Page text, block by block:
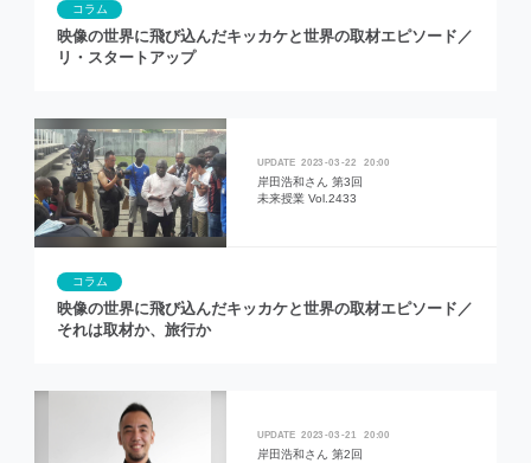
コラム
映像の世界に飛び込んだキッカケと世界の取材エピソード／
リ・スタートアップ
2023 03 22 20:00
岸田浩和さん 第3回
未来授業 Vol.2433
コラム
映像の世界に飛び込んだキッカケと世界の取材エピソード／
それは取材か、旅行か
2023 03 21 20:00
岸田浩和さん 第2回